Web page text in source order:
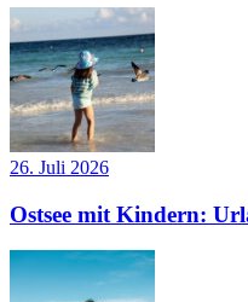
26. Juli 2026
Ostsee mit Kindern: